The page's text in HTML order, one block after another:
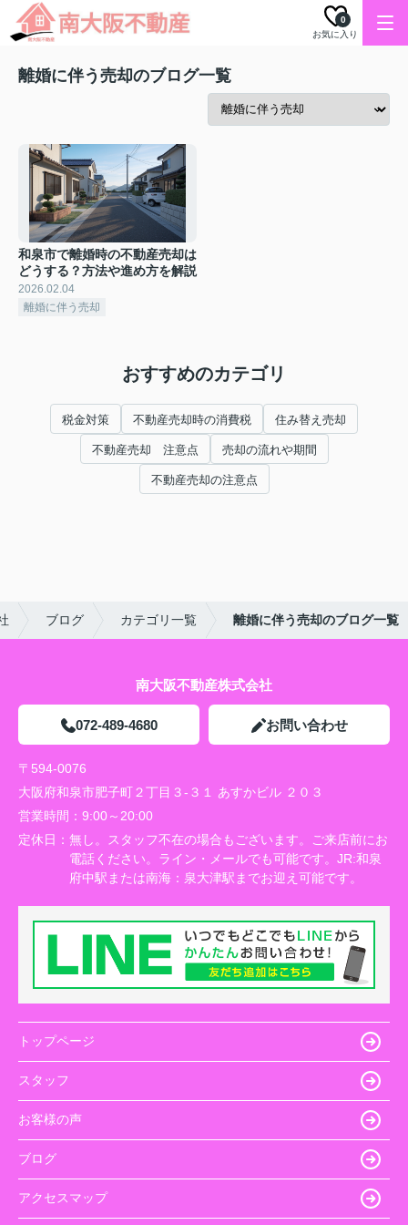
お気に入り
0
離婚に伴う売却のブログ一覧
和泉市で離婚時の不動産売却は
どうする？方法や進め方を解説
2026.02.04
離婚に伴う売却
おすすめのカテゴリ
税金対策 不動産売却時の消費税 住み替え売却
不動産売却 注意点 売却の流れや期間
不動産売却の注意点
ブログ カテゴリ一覧 離婚に伴う売却のブログ一覧
南大阪不動産株式会社
072-489-4680 お問い合わせ
〒594-0076
大阪府和泉市肥子町２丁目３-３１ あすかビル ２０３
営業時間： 9:00～20:00
定休日： 無し。スタッフ不在の場合もございます。ご来店前にお
電話ください。ライン・メールでも可能です。JR:和泉
府中駅または南海：泉大津駅までお迎え可能です。
トップページ
スタッフ
お客様の声
ブログ
アクセスマップ